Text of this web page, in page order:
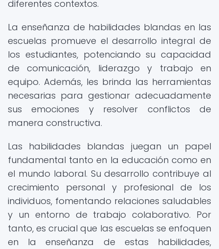
diferentes contextos.
La enseñanza de habilidades blandas en las
escuelas promueve el desarrollo integral de
los estudiantes, potenciando su capacidad
de comunicación, liderazgo y trabajo en
equipo. Además, les brinda las herramientas
necesarias para gestionar adecuadamente
sus emociones y resolver conflictos de
manera constructiva.
Las habilidades blandas juegan un papel
fundamental tanto en la educación como en
el mundo laboral. Su desarrollo contribuye al
crecimiento personal y profesional de los
individuos, fomentando relaciones saludables
y un entorno de trabajo colaborativo. Por
tanto, es crucial que las escuelas se enfoquen
en la enseñanza de estas habilidades,